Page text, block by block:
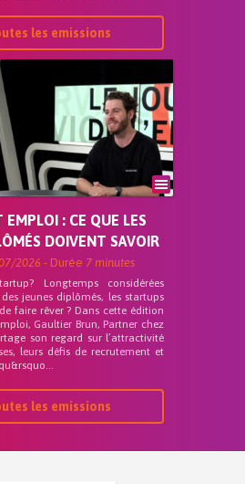
les emissions
: CE QUE LES
DOIVENT SAVOIR
2026 - Durée 7 minutes
Longtemps considérées
jeunes diplômés, les startups
faire rêver ? Dans cette édition
Gaultier Brun, Partner chez
son regard sur l’attractivité
leurs défis de recrutement et
les emissions